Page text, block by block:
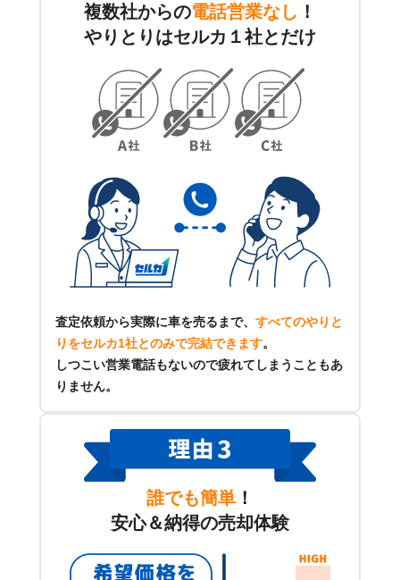
複数社からの電話営業なし ！
やりとりはセルカ１社とだけ
査定依頼から実際に車を売るまで、 すべてのやりと
りをセルカ1社とのみで完結できます。
しつこい営業電話もないので疲れてしまうこともあ
りません。
誰でも簡単 ！
安心＆納得の売却体験